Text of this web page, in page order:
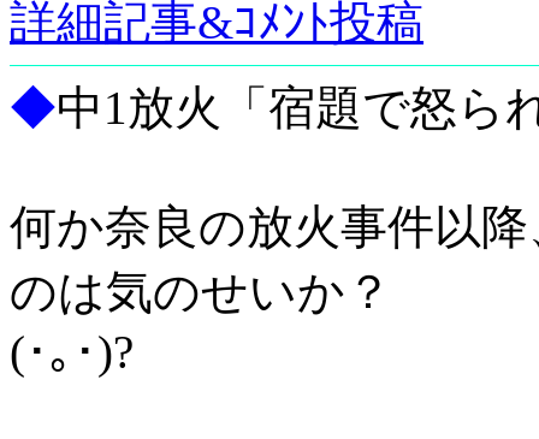
詳細記事&ｺﾒﾝﾄ投稿
◆中1放火「宿題で怒ら
何か奈良の放火事件以
のは気のせいか？
(･｡･)?